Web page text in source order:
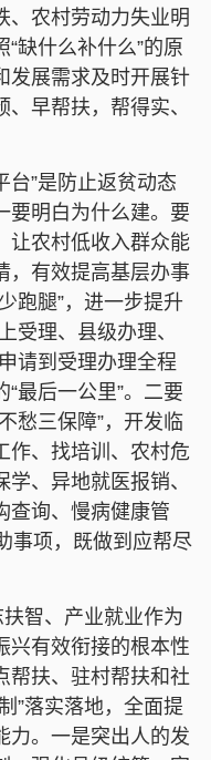
、农村劳动力失业明
缺什么补什么”的原
发展需求及时开展针
早帮扶，帮得实、
”是防止返贫动态
要明白为什么建。要
让农村低收入群众能
，有效提高基层办事
跑腿”，进一步提升
受理、县级办理、
请到受理办理全程
最后一公里”。二要
愁三保障”，开发临
作、找培训、农村危
、异地就医报销、
查询、慢病健康管
事项，既做到应帮尽
智、产业就业作为
兴有效衔接的根本性
帮扶、驻村帮扶和社
”落实落地，全面提
力。一是突出人的发